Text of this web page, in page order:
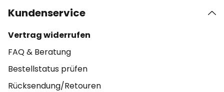
Kundenservice
Vertrag widerrufen
FAQ & Beratung
Bestellstatus prüfen
Rücksendung/Retouren